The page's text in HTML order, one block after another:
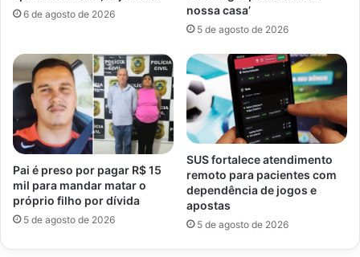
6 de agosto de 2026
nossa casa’
5 de agosto de 2026
Pai é preso por pagar R$ 15
mil para mandar matar o
próprio filho por dívida
5 de agosto de 2026
SUS fortalece atendimento
remoto para pacientes com
dependência de jogos e
apostas
5 de agosto de 2026